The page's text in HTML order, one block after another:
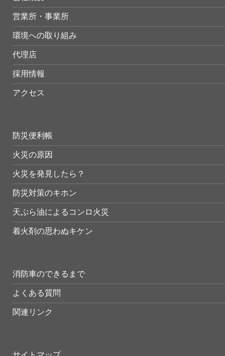
営業所・事業所
環境への取り組み
代理店
採用情報
アクセス
防災便利帳
火災の原因
火災を発見したら？
防災対策のキホン
天ぷら油によるコンロ火災
着火剤の思わぬキケン
消防車のできるまで
よくある質問
関連リンク